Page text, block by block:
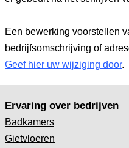
Een bewerking voorstellen
bedrijfsomschrijving of
Geef hier uw wijziging door.
Ervaring over bedrijven
Badkamers
Gietvloeren